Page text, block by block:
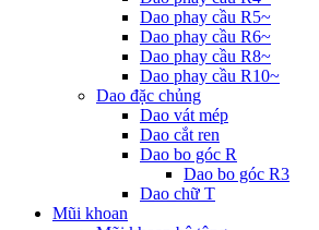
Dao phay cầu R5~
Dao phay cầu R6~
Dao phay cầu R8~
Dao phay cầu R10~
Dao đặc chủng
Dao vát mép
Dao cắt ren
Dao bo góc R
Dao bo góc R3
Dao chữ T
Mũi khoan